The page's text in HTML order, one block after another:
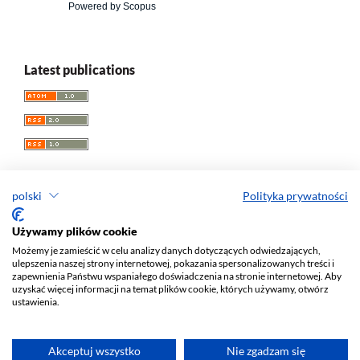
polski Polityka prywatności
Używamy plików cookie
Możemy je zamieścić w celu analizy danych dotyczących odwiedzających,
ulepszenia naszej strony internetowej, pokazania spersonalizowanych treści i
zapewnienia Państwu wspaniałego doświadczenia na stronie internetowej. Aby
uzyskać więcej informacji na temat plików cookie, których używamy, otwórz
ustawienia.
Akceptuj wszystko Nie zgadzam się
Powered by Scopus
Latest publications
Przegląd Socjologii Jakościowej
e-ISSN 1733-8069
Redaktor naczelny: Krzysztof Tomasz Konecki
Wydawca: Wydawnictwo Uniwersytetu Łódzkiego (www)
Biuro:
journals@uni.lodz.pl